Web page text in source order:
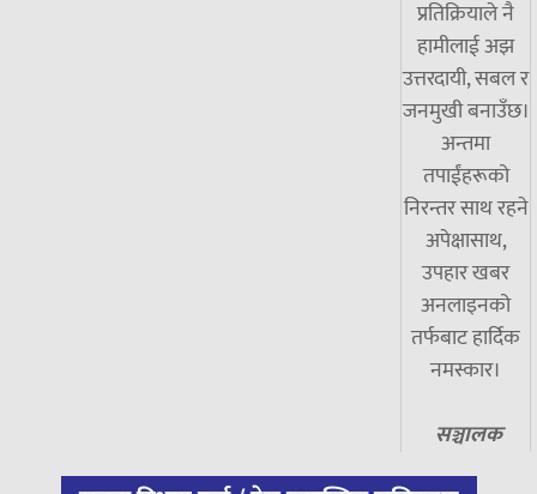
प्रतिक्रियाले नै
हामीलाई अझ
उत्तरदायी, सबल र
जनमुखी बनाउँछ।
अन्तमा
तपाईंहरूको
निरन्तर साथ रहने
अपेक्षासाथ,
उपहार खबर
अनलाइनको
तर्फबाट हार्दिक
नमस्कार।
सञ्चालक